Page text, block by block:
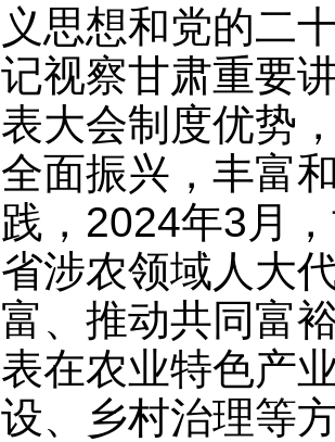
义思想和党的二
记视察甘肃重要
表大会制度优势
全面振兴，丰富
践，2024年3月
省涉农领域人大
富、推动共同富
表在农业特色产
设、乡村治理等